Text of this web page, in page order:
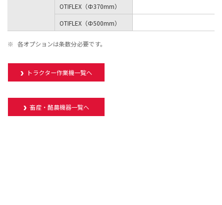
OTIFLEX（Φ370mm）
OTIFLEX（Φ500mm）
※ 各オプションは条数分必要です。
トラクター作業機一覧へ
畜産・酪農機器一覧へ